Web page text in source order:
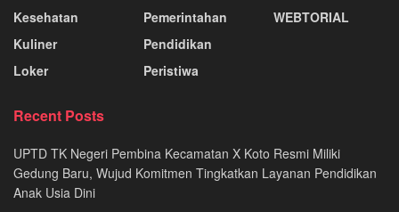
Kesehatan
Kuliner
Loker
Pemerintahan
Pendidikan
Peristiwa
WEBTORIAL
Recent Posts
UPTD TK Negeri Pembina Kecamatan X Koto Resmi Miliki
Gedung Baru, Wujud Komitmen Tingkatkan Layanan Pendidikan
Anak Usia Dini